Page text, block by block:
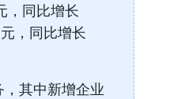
，同比增长
，同比增长
其中新增企业